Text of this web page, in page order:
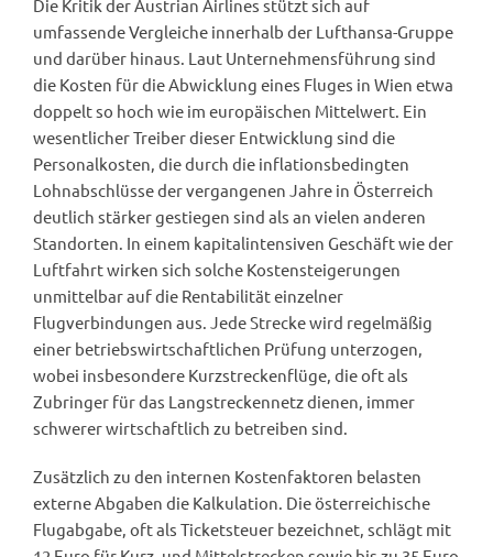
Die Kritik der Austrian Airlines stützt sich auf
umfassende Vergleiche innerhalb der Lufthansa-Gruppe
und darüber hinaus. Laut Unternehmensführung sind
die Kosten für die Abwicklung eines Fluges in Wien etwa
doppelt so hoch wie im europäischen Mittelwert. Ein
wesentlicher Treiber dieser Entwicklung sind die
Personalkosten, die durch die inflationsbedingten
Lohnabschlüsse der vergangenen Jahre in Österreich
deutlich stärker gestiegen sind als an vielen anderen
Standorten. In einem kapitalintensiven Geschäft wie der
Luftfahrt wirken sich solche Kostensteigerungen
unmittelbar auf die Rentabilität einzelner
Flugverbindungen aus. Jede Strecke wird regelmäßig
einer betriebswirtschaftlichen Prüfung unterzogen,
wobei insbesondere Kurzstreckenflüge, die oft als
Zubringer für das Langstreckennetz dienen, immer
schwerer wirtschaftlich zu betreiben sind.
Zusätzlich zu den internen Kostenfaktoren belasten
externe Abgaben die Kalkulation. Die österreichische
Flugabgabe, oft als Ticketsteuer bezeichnet, schlägt mit